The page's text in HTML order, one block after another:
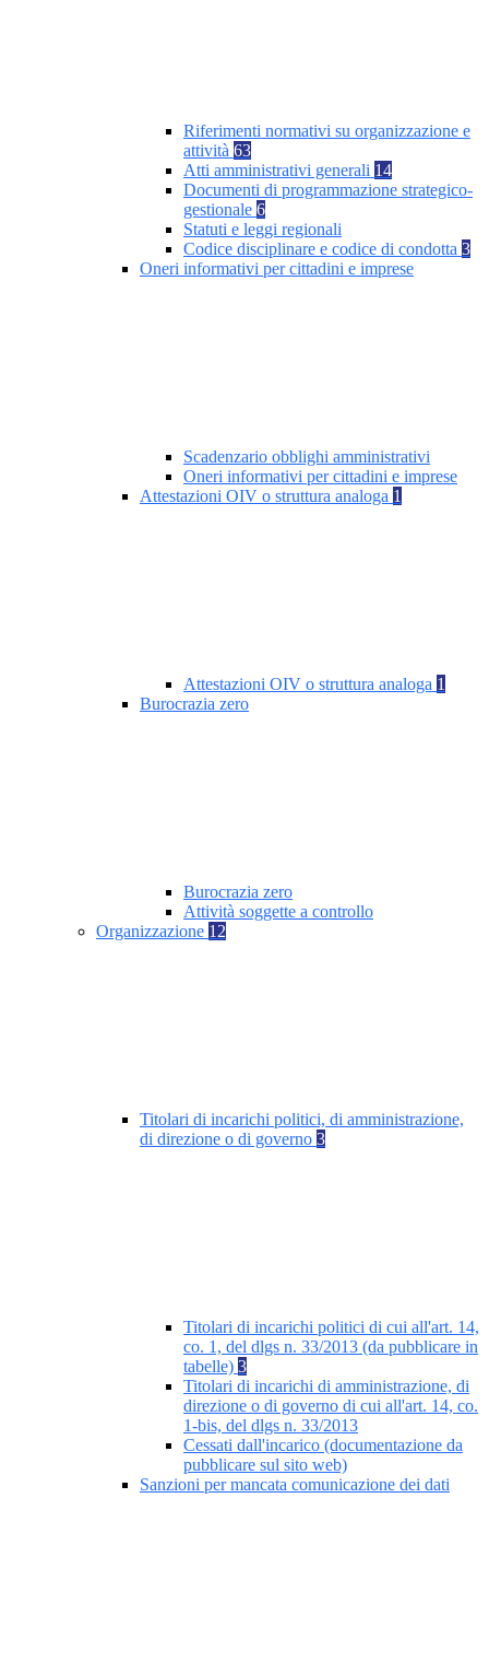
Riferimenti normativi su organizzazione e
attività 63
Atti amministrativi generali 14
Documenti di programmazione strategico-
gestionale 6
Statuti e leggi regionali
Codice disciplinare e codice di condotta 3
Oneri informativi per cittadini e imprese
Scadenzario obblighi amministrativi
Oneri informativi per cittadini e imprese
Attestazioni OIV o struttura analoga 1
Attestazioni OIV o struttura analoga 1
Burocrazia zero
Burocrazia zero
Attività soggette a controllo
Organizzazione 12
Titolari di incarichi politici, di amministrazione,
di direzione o di governo 3
Titolari di incarichi politici di cui all'art. 14,
co. 1, del dlgs n. 33/2013 (da pubblicare in
tabelle) 3
Titolari di incarichi di amministrazione, di
direzione o di governo di cui all'art. 14, co.
1-bis, del dlgs n. 33/2013
Cessati dall'incarico (documentazione da
pubblicare sul sito web)
Sanzioni per mancata comunicazione dei dati